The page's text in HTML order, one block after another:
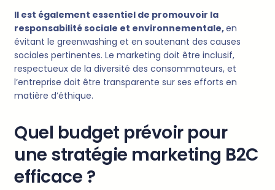
Il est également essentiel de promouvoir la
responsabilité sociale et environnementale,en
évitant le greenwashing et en soutenant des causes
sociales pertinentes. Le marketing doit être inclusif,
respectueux de la diversité des consommateurs, et
l’entreprise doit être transparente sur ses efforts en
matière d’éthique.
Quel budget prévoir pour
une stratégie marketing B2C
efficace ?